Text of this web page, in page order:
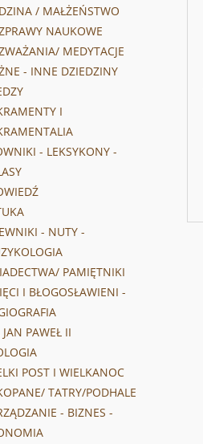
/ MAŁŻEŃSTWO
NAUKOWE
MEDYTACJE
- INNE DZIEDZINY
I
- LEKSYKONY -
- NUTY -
PAMIĘTNIKI
I BŁOGOSŁAWIENI -
PAWEŁ II
POST I WIELKANOC
TATRY/PODHALE
- BIZNES -